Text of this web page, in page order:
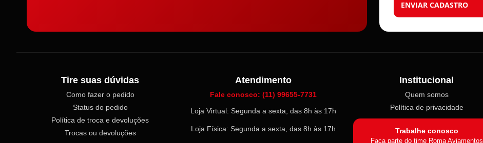
Colarinho e Ombreira
Colas e Adesivos
ENVIAR CADASTRO
Tire suas dúvidas
Como fazer o pedido
Status do pedido
Política de troca e devoluções
Trocas ou devoluções
Atendimento
Fale conosco: (11) 99655-7731
Loja Virtual: Segunda a sexta, das 8h às 17h
Loja Física: Segunda a sexta, das 8h às 17h
Institucional
Quem somos
Política de privacidade
Trabalhe conosco
Faça parte do time Roma Aviamentos